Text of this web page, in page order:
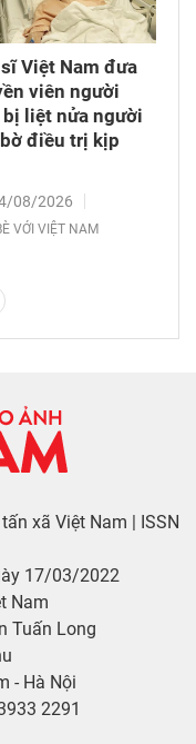
Việt Nam đưa
viên người
bị liệt nửa người
điều trị kịp
08/2026
VỚI VIỆT NAM
xã Việt Nam | ISSN
17/03/2022
Nam
Tuấn Long
- Hà Nội
2291